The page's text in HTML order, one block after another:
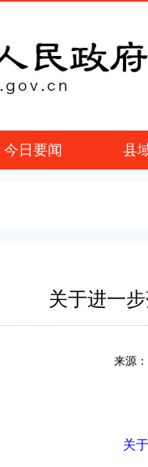
今日要闻 县
关于进一
来源
关